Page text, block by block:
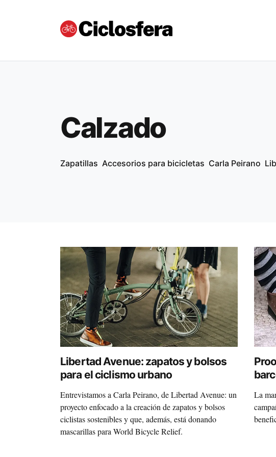
Calzado
Zapatillas Accesorios para bicicletas Carla Peirano
Libertad Avenue: zapatos y bolsos
para el ciclismo urbano
Entrevistamos a Carla Peirano, de Libertad Avenue: un
proyecto enfocado a la creación de zapatos y bolsos
ciclistas sostenibles y que, además, está donando
mascarillas para World Bicycle Relief.
La